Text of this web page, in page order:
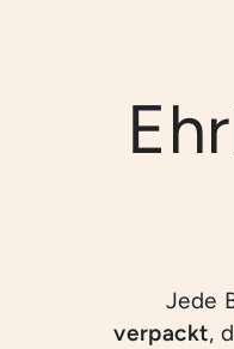
Jede
verpackt,